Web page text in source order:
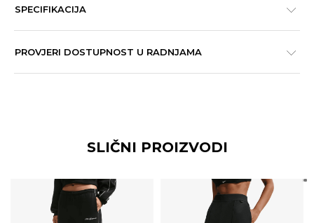
SPECIFIKACIJA
PROVJERI DOSTUPNOST U RADNJAMA
SLIČNI PROIZVODI